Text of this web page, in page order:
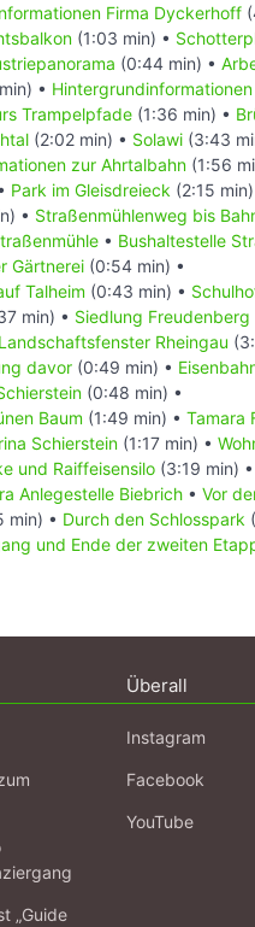
Firma Dyckerhoff
(1:03 min) •
(0:44 min) •
•
Trampelpfade (1:36 min) •
(2:02 min) • Solawi (3:43
zur Ahrtalbahn (1:56
Park im Gleisdreieck (2:15
• Straßenmühlenweg bis
• Bushaltestelle
Gärtnerei (0:54 min) •
Talheim (0:43 min) •
min) • Siedlung Freudenberg
Landschaftsfenster Rheingau
davor (0:49 min) •
(0:48 min) •
Baum (1:49 min) • Tamara
Schierstein (1:17 min) •
und Raiffeisensilo (3:19 min) •
Anlegestelle Biebrich • Vor
min) • Durch den Schlosspark
und Ende der zweiten
„Guide
Überall
Instagram
Facebook
YouTube